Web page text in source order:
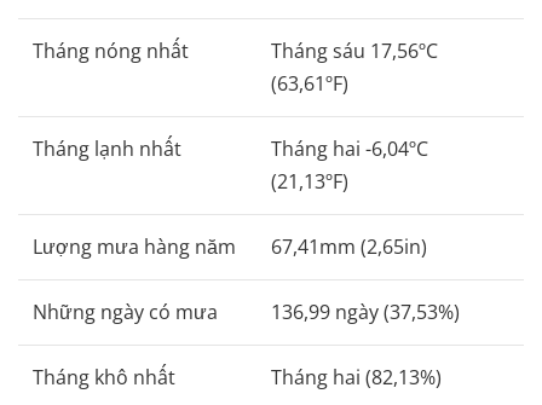
Tháng nóng nhất
Tháng sáu 17,56ºC
(63,61ºF)
Tháng lạnh nhất
Tháng hai -6,04ºC
(21,13ºF)
Lượng mưa hàng năm 67,41mm (2,65in)
Những ngày có mưa 136,99 ngày (37,53%)
Tháng khô nhất Tháng hai (82,13%)